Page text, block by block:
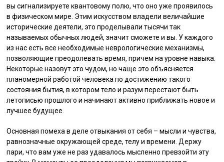
вы сигнализируете квантовому полю, что оно уже проявилось
в физическом мире. Этим искусством владели величайшие
исторические деятели, это проделывали тысячи так
называемых обычных людей, значит сможете и вы. У каждого
из нас есть все необходимые неврологические механизмы,
позволяющие преодолевать время, причем на уровне навыка.
Некоторые назовут это чудом, но чаще это объясняется
планомерной работой человека по достижению такого
состояния бытия, в котором тело и разум перестают быть
летописью прошлого и начинают активно приближать новое и
лучшее будущее.
Основная помеха в деле отвыкания от себя – мысли и чувства,
равнозначные окружающей среде, телу и времени. Держу
пари, что вам уже не раз удавалось мысленно превзойти эту